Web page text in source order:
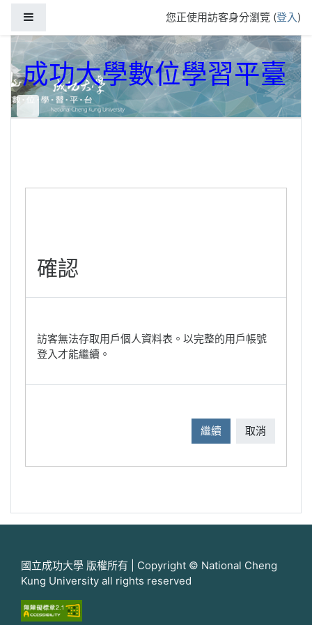
您正使用訪客身分瀏覽 (登入)
成功大學數位學習平臺
確認
訪客無法存取用戶個人資料表。以完整的用戶帳號
登入才能繼續。
繼續 取消
國立成功大學 版權所有 | Copyright © National Cheng
Kung University all rights reserved